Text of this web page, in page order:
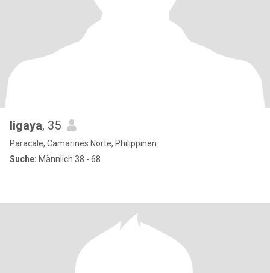
ligaya, 35
Paracale, Camarines Norte, Philippinen
Suche: Männlich 38 - 68